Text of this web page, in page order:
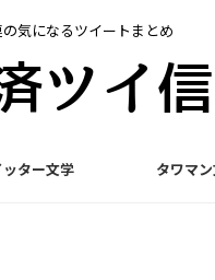
気になるツイートまとめ
ッター文学 タワマ